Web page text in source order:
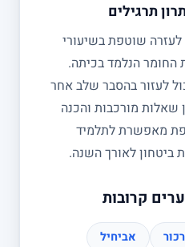
תרגילים
שוטפת בשיעורי
החומר הנלמד בכיתה.
לעזור בהסבר שלב אחר
שאלות מורכבות והכנה
מאפשרת לתלמיד
ביטחון לאורך השנה.
קרובות
אביחיל